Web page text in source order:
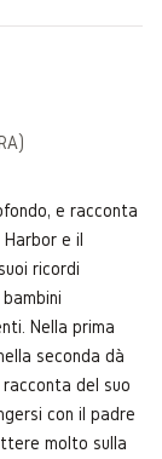
e racconta
e il
ricordi
Nella prima
seconda dà
del suo
con il padre
molto sulla